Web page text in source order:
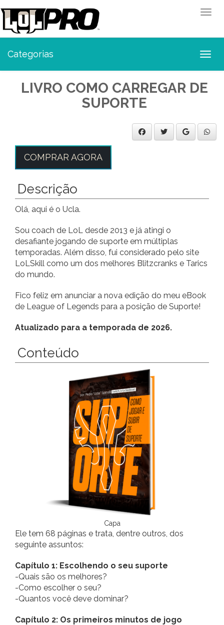
Categorias
LIVRO COMO CARREGAR DE
SUPORTE
COMPRAR AGORA
Descrição
Olá, aqui é o Ucla.
Sou coach de LoL desde 2013 e já atingi o
desafiante jogando de suporte em múltiplas
temporadas. Além disso, fui considerado pelo site
LoLSkill como um dos melhores Blitzcranks e Tarics
do mundo.
Fico feliz em anunciar a nova edição do meu eBook
de League of Legends para a posição de Suporte!
Atualizado para a temporada de 2026.
Conteúdo
Capa
Ele tem 68 páginas e trata, dentre outros, dos
seguinte assuntos:
Capítulo 1: Escolhendo o seu suporte
-Quais são os melhores?
-Como escolher o seu?
-Quantos você deve dominar?
Capítulo 2: Os primeiros minutos de jogo